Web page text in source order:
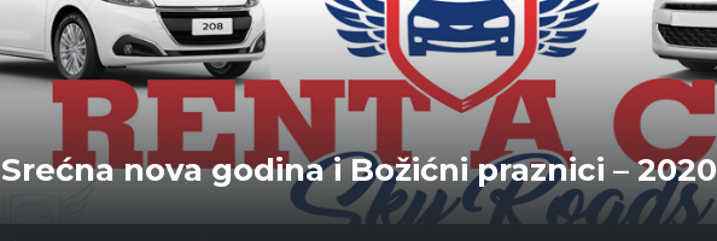
Srećna nova godina i Božićni praznici – 2020